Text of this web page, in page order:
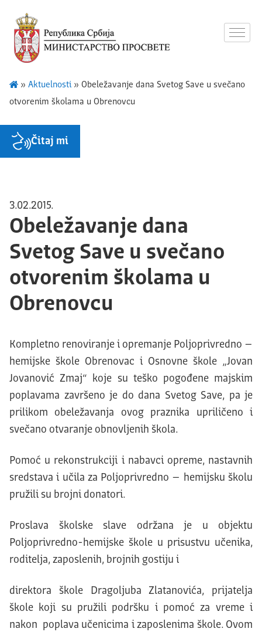
» Aktuelnosti» Obeležavanje dana Svetog Save u svečano
otvorenim školama u Obrenovcu
Čitaj mi
3.02.2015.
Obeležavanje dana
Svetog Save u svečano
otvorenim školama u
Obrenovcu
Kompletno renoviranje i opremanje Poljoprivredno –
hemijske škole Obrenovac i Osnovne škole „Jovan
Jovanović Zmaj“ koje su teško pogođene majskim
poplavama završeno je do dana Svetog Save, pa je
prilikom obeležavanja ovog praznika upriličeno i
svečano otvaranje obnovljenih škola.
Pomoć u rekonstrukciji i nabavci opreme, nastavnih
sredstava i učila za Poljoprivredno – hemijsku školu
pružili su brojni donatori.
Proslava školske slave održana je u objektu
Poljoprivredno-hemijske škole u prisustvu učenika,
roditelja, zaposlenih, brojnih gostiju i
direktora škole Dragoljuba Zlatanovića, prijatelja
škole koji su pružili podršku i pomoć za vreme i
nakon poplava učenicima i zaposlenima škole. Ovom